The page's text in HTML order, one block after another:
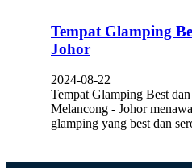
Tempat Glamping
Johor
2024-08-22
Tempat Glamping Best
Melancong - Johor
glamping yang best dan